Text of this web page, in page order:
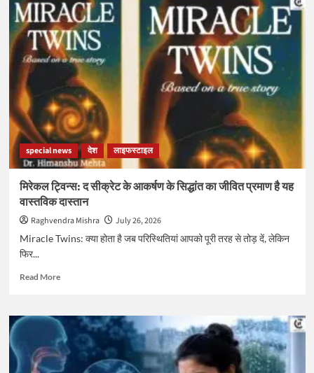
Tips:
जानें
सिर
और
गर्दन
कैंसर
के
शुरुआती
लक्षण
और
बचाव
के
special news देश लाइफस्टाइल
मिरेकल ट्विन्स: द सीक्रेट के आकर्षण के सिद्धांत का जीवित प्रमाण है यह
वास्तविक दास्तान
Raghvendra Mishra
July 26, 2026
Miracle Twins: क्या होता है जब परिस्थितियां आपको पूरी तरह से तोड़ दें, लेकिन
फिर...
Read MoreRead
मिरेकल
ट्विन्स:
द
सीक्रेट
के